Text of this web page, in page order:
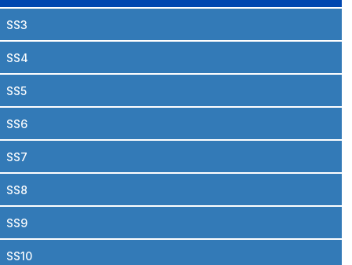
SS3
SS4
SS5
SS6
SS7
SS8
SS9
SS10